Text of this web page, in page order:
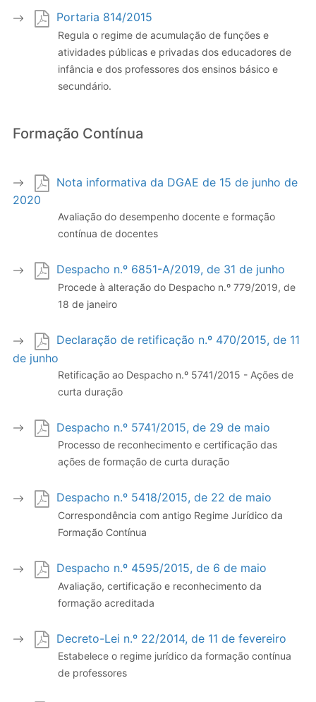
Portaria 814/2015
Regula o regime de acumulação de funções e
atividades públicas e privadas dos educadores de
infância e dos professores dos ensinos básico e
secundário.
Formação Contínua
Nota informativa da DGAE de 15 de junho de
2020
Avaliação do desempenho docente e formação
contínua de docentes
Despacho n.º 6851-A/2019, de 31 de junho
Procede à alteração do Despacho n.º 779/2019, de
18 de janeiro
Declaração de retificação n.º 470/2015, de 11
de junho
Retificação ao Despacho n.º 5741/2015 - Ações de
curta duração
Despacho n.º 5741/2015, de 29 de maio
Processo de reconhecimento e certificação das
ações de formação de curta duração
Despacho n.º 5418/2015, de 22 de maio
Correspondência com antigo Regime Jurídico da
Formação Contínua
Despacho n.º 4595/2015, de 6 de maio
Avaliação, certificação e reconhecimento da
formação acreditada
Decreto-Lei n.º 22/2014, de 11 de fevereiro
Estabelece o regime jurídico da formação contínua
de professores